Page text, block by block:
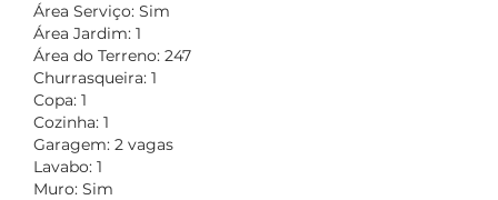
Área Serviço: Sim
Área Jardim: 1
Área do Terreno: 247
Churrasqueira: 1
Copa: 1
Cozinha: 1
Garagem: 2 vagas
Lavabo: 1
Muro: Sim